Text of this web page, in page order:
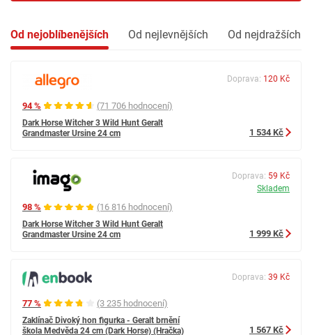
Od nejoblíbenějších Od nejlevnějších Od nejdražších
94 % (71 706 hodnocení)
Dark Horse Witcher 3 Wild Hunt Geralt
Grandmaster Ursine 24 cm
Doprava: 120 Kč
1 534 Kč
98 % (16 816 hodnocení)
Dark Horse Witcher 3 Wild Hunt Geralt
Grandmaster Ursine 24 cm
Doprava: 59 Kč
Skladem
1 999 Kč
77 % (3 235 hodnocení)
Zaklínač Divoký hon figurka - Geralt brnění
škola Medvěda 24 cm (Dark Horse) (Hračka)
Doprava: 39 Kč
1 567 Kč